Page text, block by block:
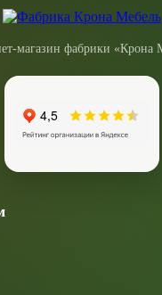
магазин фабрики «Крона